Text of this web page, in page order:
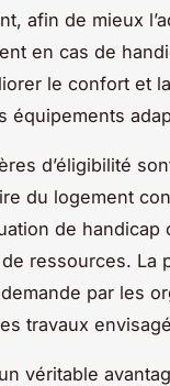
afin de mieux
en cas de
le confort et
équipements
d’éligibilité
du logement
de handicap
ressources. La
par les
travaux
véritable